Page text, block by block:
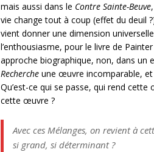
mais aussi dans le Contre Sainte-Beuve
vie change tout à coup (effet du deuil
vient donner une dimension
l’enthousiasme, pour le livre de
approche biographique, non, dans
Recherche une œuvre incomparable,
Qu’est-ce qui se passe, qui rend
cette œuvre ?
Avec ces Mélanges, on revient à
si grand, si déterminant ?